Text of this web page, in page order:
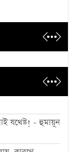
যথেষ্ট! - হুমায়ূন